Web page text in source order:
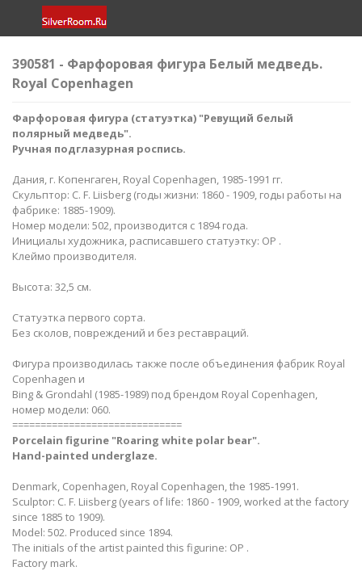
390581 - Фарфоровая фигура Белый медведь.
Royal Copenhagen
Фарфоровая фигура (статуэтка) "Ревущий белый
полярный медведь".
Ручная подглазурная роспись.
Дания, г. Копенгаген, Royal Copenhagen, 1985-1991 гг.
Скульптор: C. F. Liisberg (годы жизни: 1860 - 1909, годы работы на
фабрике: 1885-1909).
Номер модели: 502, производится с 1894 года.
Инициалы художника, расписавшего статуэтку: OP .
Клеймо производителя.
Высота: 32,5 см.
Статуэтка первого сорта.
Без сколов, повреждений и без реставраций.
Фигура производилась также после объединения фабрик Royal
Copenhagen и
Bing & Grondahl (1985-1989) под брендом Royal Copenhagen,
номер модели: 060.
==============================
Porcelain figurine "Roaring white polar bear​".
Hand-painted underglaze.
Denmark, Copenhagen, Royal Copenhagen, the 1985-1991.
Sculptor: C. F. Liisberg (years of life: 1860 - 1909, worked at the factory
since 1885 to 1909).
Model: 502. Produced since 1894.
The initials of the artist painted this figurine: OP .
Factory mark.